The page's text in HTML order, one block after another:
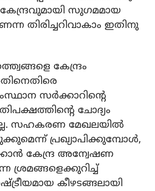
കേന്ദ്രവുമായി സുഗമമായ
തിരിച്ചറിവാകാം ഇതിനു
കേന്ദ്രം
സര്‍ക്കാറിന്റെ
ചോദ്യം
സഹകരണ മേഖലയില്‍
പ്രഖ്യാപിക്കുമ്പോള്‍,
കേന്ദ്ര അന്വേഷണ
കീഴടങ്ങലായി